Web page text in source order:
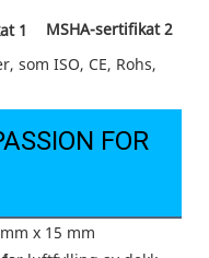
1
MSHA-sertifikat 2
som ISO, CE, Rohs,
FOR